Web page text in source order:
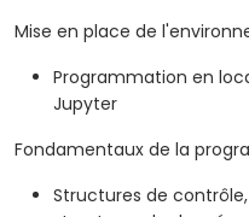
Mise en place de
Programmation en
Jupyter
Fondamentaux de la
Structures de